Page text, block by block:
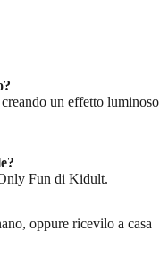
un effetto luminoso
Fun di Kidult.
oppure ricevilo a casa